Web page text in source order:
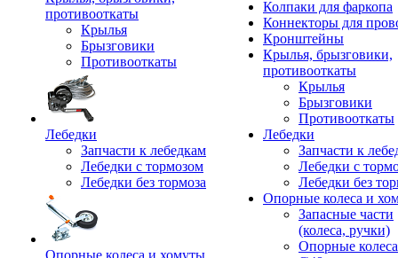
противооткаты
Крылья
Брызговики
Противооткаты
Лебедки
Запчасти к лебедкам
Лебедки с тормозом
Лебедки без тормоза
Опорные колеса и хомуты
Колпаки для фаркопа
Коннекторы для
Кронштейны
Крылья, брызговики,
противооткаты
Крылья
Брызговики
Противооткаты
Лебедки
Запчасти к
Лебедки с
Лебедки без
Опорные колеса и
Запасные части
(колеса, ручки)
Опорные колеса